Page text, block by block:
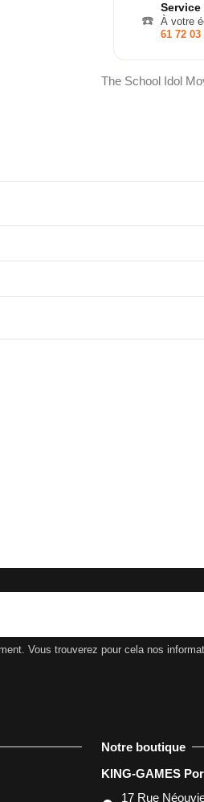
☎️ À votre
61 72 03
The School Idol
Vous trouverez pour cela nos
Notre boutique
KING-GAMES
17 Rue